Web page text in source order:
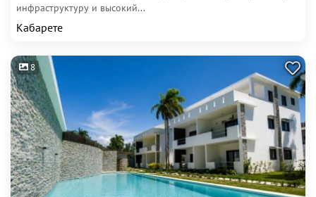
инфраструктуру и высокий...
Кабарете
8